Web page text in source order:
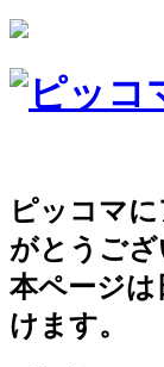
ピッコマ
がとうござ
本ページは
けます。